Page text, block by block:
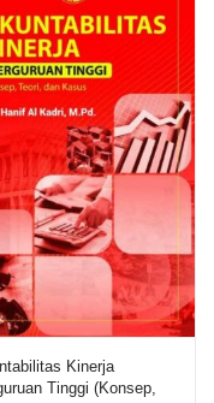
Kinerja
Tinggi (Konsep,